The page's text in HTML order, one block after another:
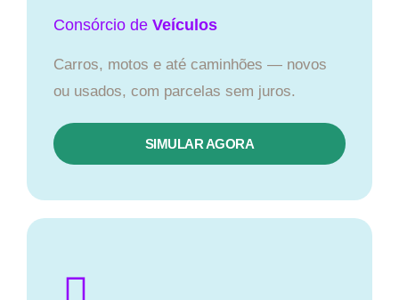
Consórcio de Veículos
Carros, motos e até caminhões — novos
ou usados, com parcelas sem juros.
SIMULAR AGORA